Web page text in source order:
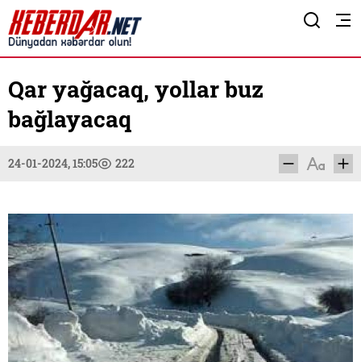
Qar yağacaq, yollar buz
bağlayacaq
24-01-2024, 15:05 222